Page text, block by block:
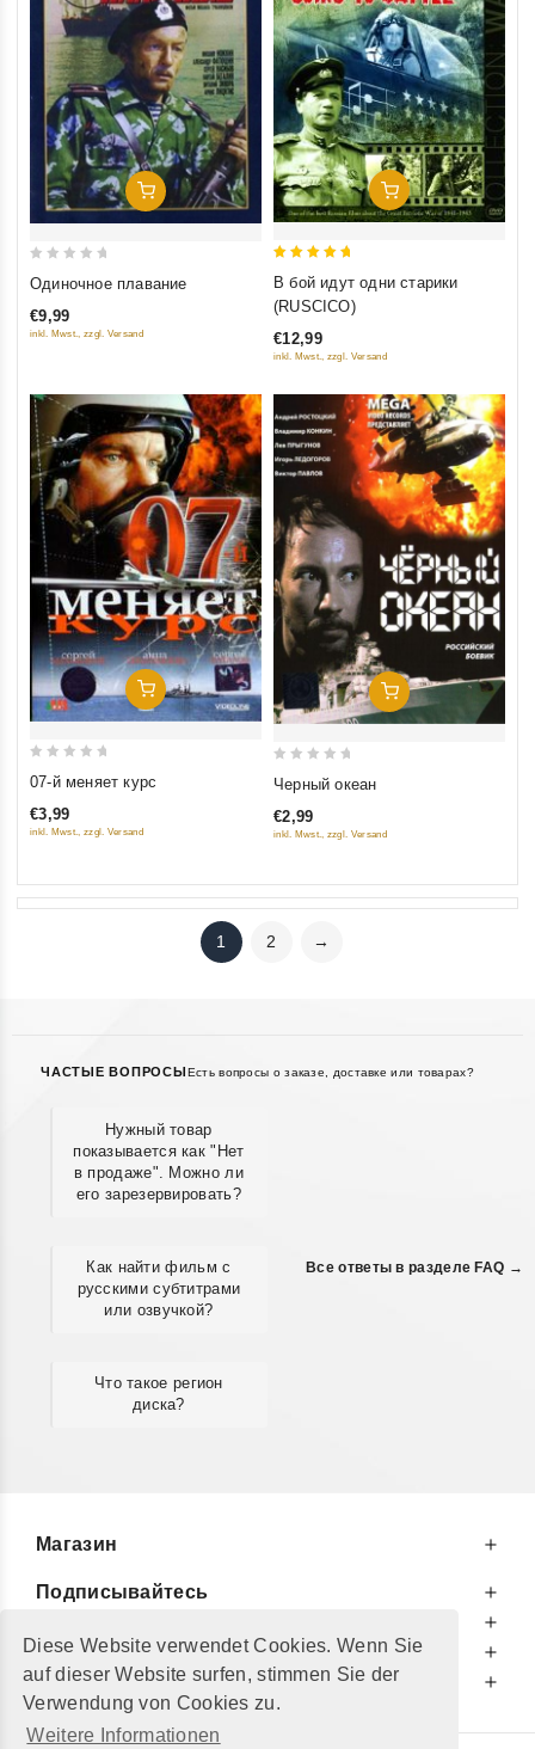
Diese Website verwendet Cookies. Wenn Sie
auf dieser Website surfen, stimmen Sie der
Verwendung von Cookies zu.
Weitere Informationen
Добавить В Корзину
out
of
Одиночное плавание
€9,99
inkl. Mwst., zzgl. Versand
Добавить В Корзину
out of 5
В бой идут одни старики
(RUSCICO)
€12,99
inkl. Mwst., zzgl. Versand
Добавить В Корзину
of
07-й меняет курс
€3,99
inkl. Mwst., zzgl. Versand
Добавить В Корзину
out
of
Черный океан
€2,99
inkl. Mwst., zzgl. Versand
1 2 →
ЧАСТЫЕ ВОПРОСЫ Есть вопросы о заказе, доставке или товарах?
Нужный товар
показывается как "Нет
в продаже". Можно ли
его зарезервировать?
Как найти фильм с
русскими субтитрами
или озвучкой?
Что такое регион
диска?
Все ответы в разделе FAQ →
Магазин
Подписывайтесь
Информируем Вас
Дополнительно